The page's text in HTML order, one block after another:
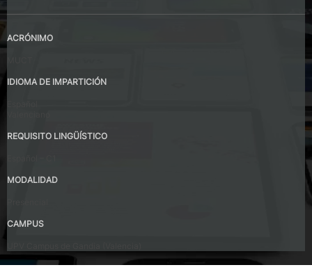
ACRÓNIMO
IDIOMA DE IMPARTICIÓN
REQUISITO LINGÜÍSTICO
MODALIDAD
CAMPUS